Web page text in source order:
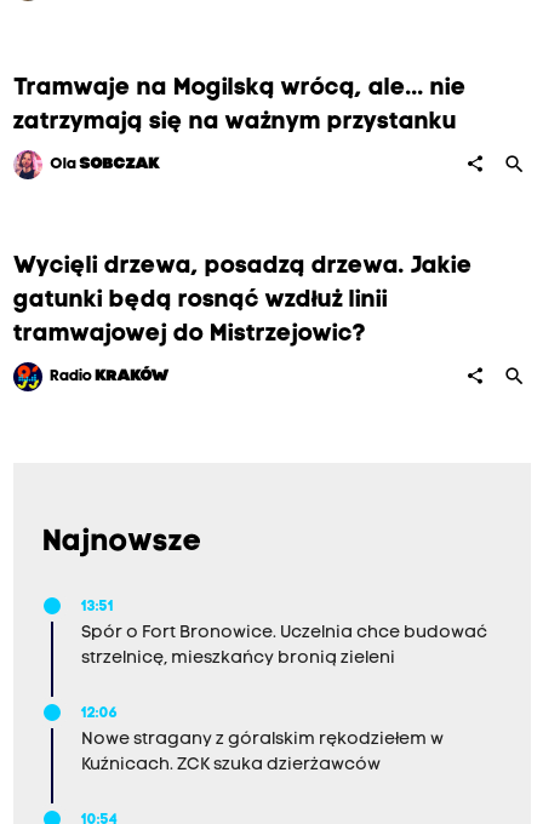
Tramwaje na Mogilską wrócą, ale... nie
zatrzymają się na ważnym przystanku
OlaSOBCZAK share search
Wycięli drzewa, posadzą drzewa. Jakie
gatunki będą rosnąć wzdłuż linii
tramwajowej do Mistrzejowic?
Radio KRAKÓW share search
Najnowsze
13:51
Spór o Fort Bronowice. Uczelnia chce budować
strzelnicę, mieszkańcy bronią zieleni
12:06
Nowe stragany z góralskim rękodziełem w
Kuźnicach. ZCK szuka dzierżawców
10:54